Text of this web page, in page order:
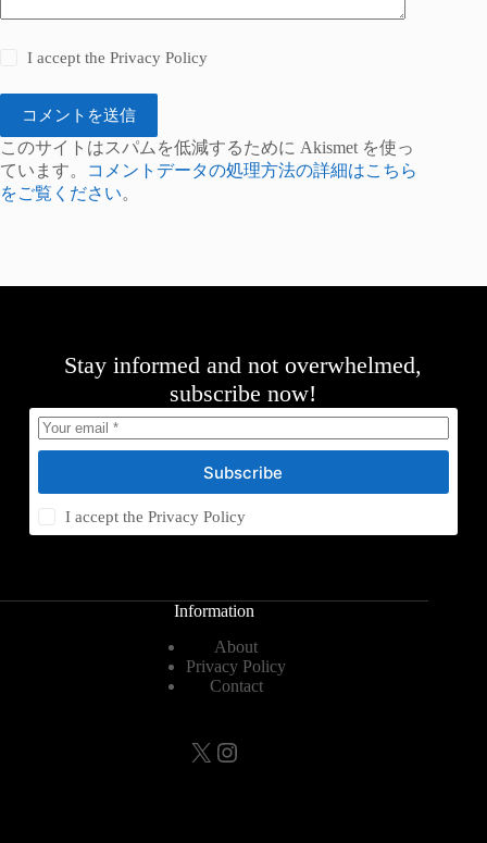
I accept thePrivacy Policy
コメントを送信
このサイトはスパムを低減するために Akismet を使っ
ています。
コメントデータの処理方法の詳細はこちら
をご覧ください。
Stay informed and not overwhelmed,
subscribe now!
Subscribe
I accept thePrivacy Policy
Information
About
Privacy Policy
Contact
X Instagram